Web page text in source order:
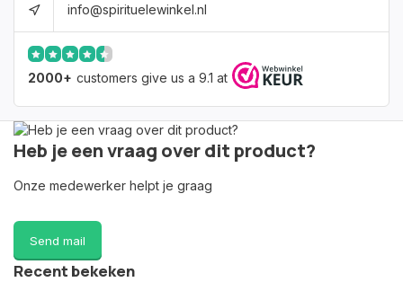
info@spirituelewinkel.nl
2000+ customers give us a 9.1 at
Heb je een vraag over dit product?
Onze medewerker helpt je graag
Send mail
Recent bekeken